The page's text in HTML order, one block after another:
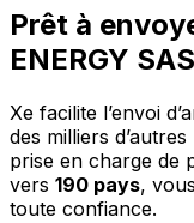
Prêt à
ENERGY
Xe facilite l’envoi
des milliers
prise en charge de
vers 190 pays,
toute confiance.